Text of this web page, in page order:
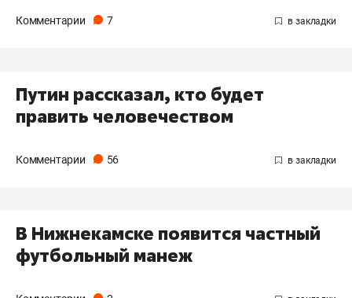
Комментарии 7
Путин рассказал, кто будет
править человечеством
Комментарии 56
В Нижнекамске появится частный
футбольный манеж